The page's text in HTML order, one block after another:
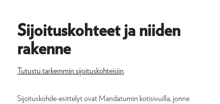
Sijoituskohteet ja niiden
rakenne
Tutustu tarkemmin sijoituskohteisiin.
Sijoituskohde-esittelyt ovat Mandatumin kotisivuilla, jonne